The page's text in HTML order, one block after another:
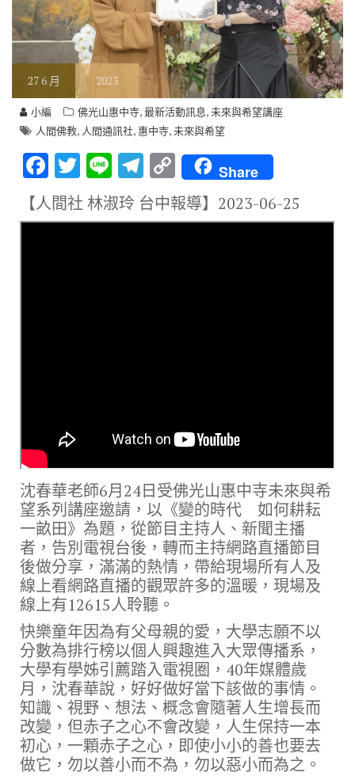
276 月 2023
小編 佛光山惠中寺,最新活動訊息,未來與希望講座
人間佛教, 人間通訊社, 惠中寺,未來與希望
F
ac
e
T
w
it
Li
n
e
T
el
e
C
o
p
Share
【人間社 林淑玲 台中報導】 2023-06-25
沈春華老師6月24日受佛光山惠中寺未來與希
望系列講座邀請，以《變的時代 如何耕耘
一畝田》為題，從節目主持人、新聞主播
者，告別電視台後，轉而主持網路直播節目
後做分享，滿滿的熱情，帶給現場所有人及
線上看網路直播的觀眾許多的溫暖，現場及
線上有12615人聆聽。
快樂童年因為有父母親的愛，大學志願不以
分數為排行榜以個人興趣進入大眾傳播系，
大學有學姊引薦踏入電視圈，40年媒體歲
月，沈春華說，好好做好當下該做的事情。
知識、視野、想法、概念會隨著人生增長而
改變，但赤子之心不會改變，人生保持一本
初心，一顆赤子之心，即使小小的善也要去
做它，勿以善小而不為，勿以惡小而為之。